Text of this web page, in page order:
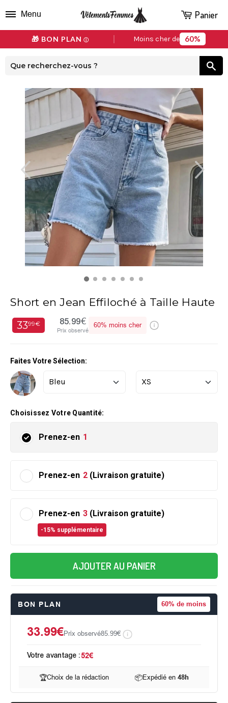
🎁 BON PLAN ⓘ Moins cher de 60%
Menu Panier
Short en Jean Effiloché à Taille Haute
3399€ 85.99€
Prix observé
60% moins cher
Faites Votre Sélection:
Choisissez Votre Quantité:
Prenez-en 1
Prenez-en 2 (Livraison gratuite)
Prenez-en 3 (Livraison gratuite)
-15% supplémentaire
AJOUTER AU PANIER
BON PLAN 60% de moins
33.99€Prix observé85.99€
Votre avantage :52€
🏆Choix de la rédaction 📦Expédié en48h